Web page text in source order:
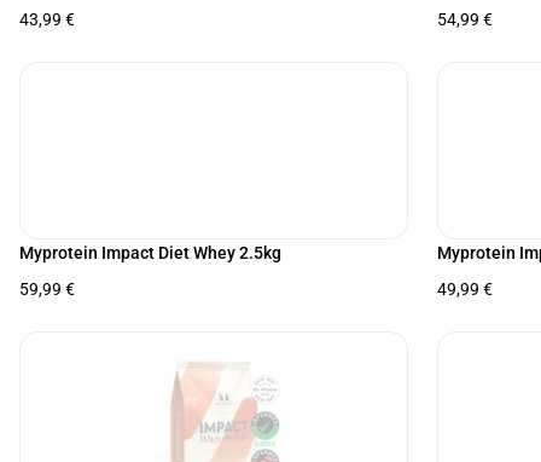
43,99 €
54,99 €
Myprotein Impact Diet Whey 2.5kg
59,99 €
Myprotein
49,99 €